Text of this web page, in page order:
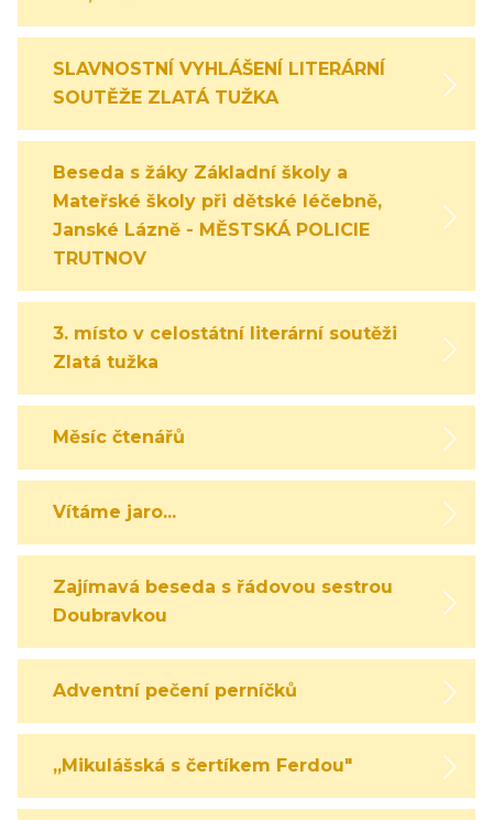
SLAVNOSTNÍ VYHLÁŠENÍ LITERÁRNÍ
SOUTĚŽE ZLATÁ TUŽKA
Beseda s žáky Základní školy a
Mateřské školy při dětské léčebně,
Janské Lázně - MĚSTSKÁ POLICIE
TRUTNOV
3. místo v celostátní literární soutěži
Zlatá tužka
Měsíc čtenářů
Vítáme jaro...
Zajímavá beseda s řádovou sestrou
Doubravkou
Adventní pečení perníčků
,,Mikulášská s čertíkem Ferdou"